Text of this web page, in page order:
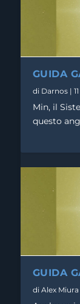
GUIDA
di Darnos|
Min, il
questo
GUIDA
di Alex Miura